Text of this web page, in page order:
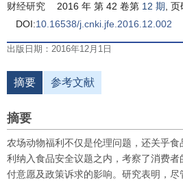
财经研究 2016 年 第 42 卷第 12 期 ,
DOI:10.16538/j.cnki.jfe.2016.12.002
出版日期：2016年12月1日
摘要 参考文献
摘要
农场动物福利不仅是伦理问题，还关乎
利纳入食品安全议题之内，考察了消费
付意愿及政策诉求的影响。研究表明，